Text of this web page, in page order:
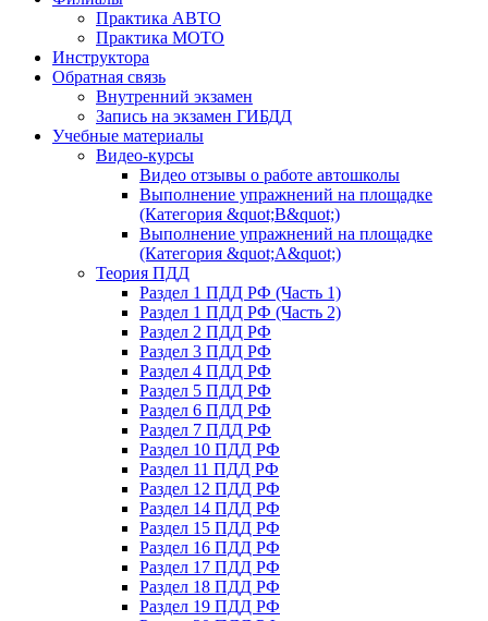
Практика АВТО
Практика МОТО
Инструктора
Обратная связь
Внутренний экзамен
Запись на экзамен ГИБДД
Учебные материалы
Видео-курсы
Видео отзывы о работе автошколы
Выполнение упражнений на площадке
(Категория &quot;В&quot;)
Выполнение упражнений на площадке
(Категория &quot;А&quot;)
Теория ПДД
Раздел 1 ПДД РФ (Часть 1)
Раздел 1 ПДД РФ (Часть 2)
Раздел 2 ПДД РФ
Раздел 3 ПДД РФ
Раздел 4 ПДД РФ
Раздел 5 ПДД РФ
Раздел 6 ПДД РФ
Раздел 7 ПДД РФ
Раздел 10 ПДД РФ
Раздел 11 ПДД РФ
Раздел 12 ПДД РФ
Раздел 14 ПДД РФ
Раздел 15 ПДД РФ
Раздел 16 ПДД РФ
Раздел 17 ПДД РФ
Раздел 18 ПДД РФ
Раздел 19 ПДД РФ